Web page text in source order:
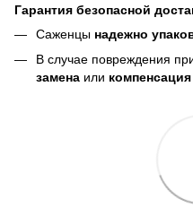
Гарантия безопасной
Саженцы надежно
В случае повреждения
замена или компенсация